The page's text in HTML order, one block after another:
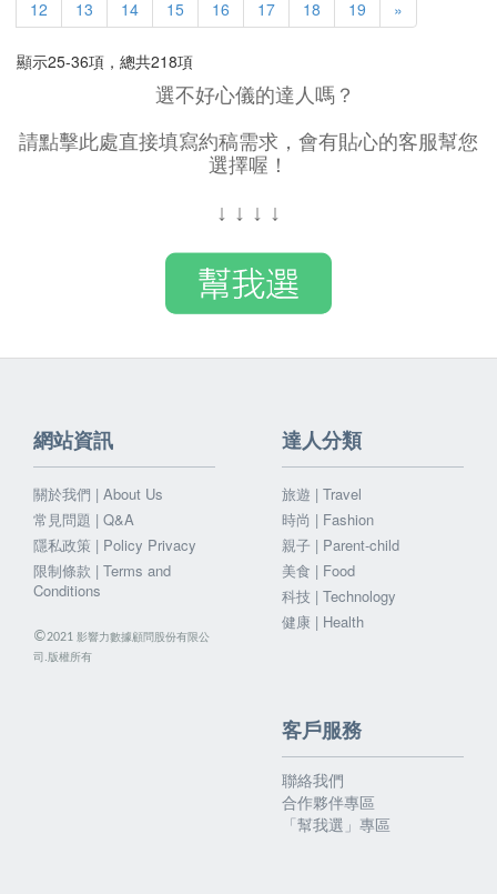
12
13 14 15 16 17 18 19 »
顯示25-36項，總共218項
選不好心儀的達人嗎？
請點擊此處直接填寫約稿需求，會有貼心的客服幫您
選擇喔！
↓ ↓ ↓ ↓
網站資訊
關於我們 | About Us
常見問題 | Q&A
隱私政策 | Policy Privacy
限制條款 | Terms and
Conditions
©2021 影響力數據顧問股份有限公
司.版權所有
達人分類
旅遊 | Travel
時尚 | Fashion
親子 | Parent-child
美食 | Food
科技 | Technology
健康 | Health
客戶服務
聯絡我們
合作夥伴專區
「幫我選」專區